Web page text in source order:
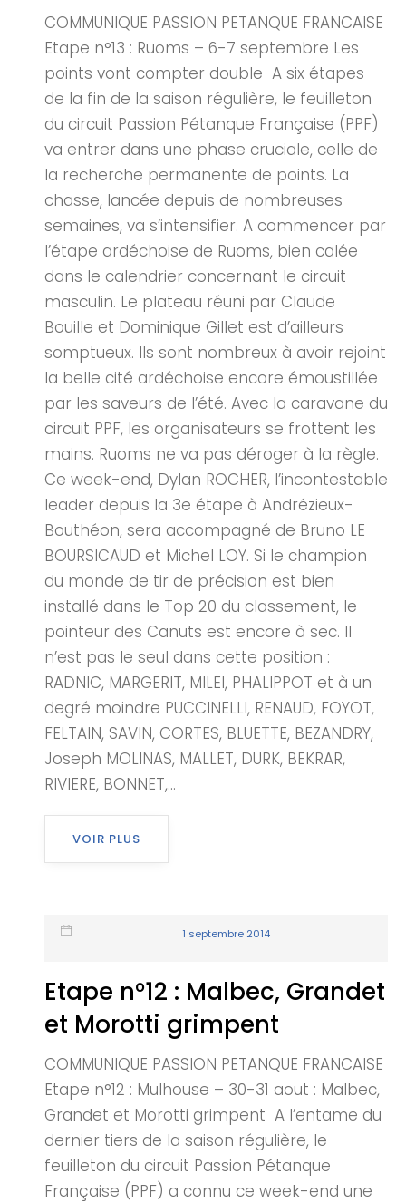
COMMUNIQUE PASSION PETANQUE FRANCAISE
Etape n°13 : Ruoms – 6-7 septembre Les
points vont compter double A six étapes
de la fin de la saison régulière, le feuilleton
du circuit Passion Pétanque Française (PPF)
va entrer dans une phase cruciale, celle de
la recherche permanente de points. La
chasse, lancée depuis de nombreuses
semaines, va s’intensifier. A commencer par
l’étape ardéchoise de Ruoms, bien calée
dans le calendrier concernant le circuit
masculin. Le plateau réuni par Claude
Bouille et Dominique Gillet est d’ailleurs
somptueux. Ils sont nombreux à avoir rejoint
la belle cité ardéchoise encore émoustillée
par les saveurs de l’été. Avec la caravane du
circuit PPF, les organisateurs se frottent les
mains. Ruoms ne va pas déroger à la règle.
Ce week-end, Dylan ROCHER, l’incontestable
leader depuis la 3e étape à Andrézieux-
Bouthéon, sera accompagné de Bruno LE
BOURSICAUD et Michel LOY. Si le champion
du monde de tir de précision est bien
installé dans le Top 20 du classement, le
pointeur des Canuts est encore à sec. Il
n’est pas le seul dans cette position :
RADNIC, MARGERIT, MILEI, PHALIPPOT et à un
degré moindre PUCCINELLI, RENAUD, FOYOT,
FELTAIN, SAVIN, CORTES, BLUETTE, BEZANDRY,
Joseph MOLINAS, MALLET, DURK, BEKRAR,
RIVIERE, BONNET,...
VOIR PLUS
1 septembre 2014
Etape n°12 : Malbec, Grandet
et Morotti grimpent
COMMUNIQUE PASSION PETANQUE FRANCAISE
Etape n°12 : Mulhouse – 30-31 aout : Malbec,
Grandet et Morotti grimpent A l’entame du
dernier tiers de la saison régulière, le
feuilleton du circuit Passion Pétanque
Française (PPF) a connu ce week-end une